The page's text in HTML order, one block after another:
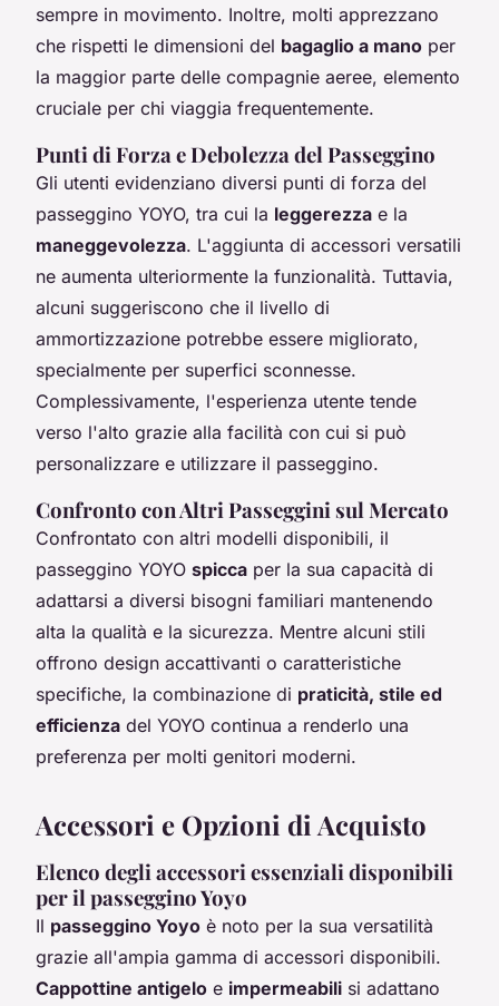
sempre in movimento. Inoltre, molti apprezzano
che rispetti le dimensioni del bagaglio a mano per
la maggior parte delle compagnie aeree, elemento
cruciale per chi viaggia frequentemente.
Punti di Forza e Debolezza del Passeggino
Gli utenti evidenziano diversi punti di forza del
passeggino YOYO, tra cui la leggerezza e la
maneggevolezza. L'aggiunta di accessori versatili
ne aumenta ulteriormente la funzionalità. Tuttavia,
alcuni suggeriscono che il livello di
ammortizzazione potrebbe essere migliorato,
specialmente per superfici sconnesse.
Complessivamente, l'esperienza utente tende
verso l'alto grazie alla facilità con cui si può
personalizzare e utilizzare il passeggino.
Confronto con Altri Passeggini sul Mercato
Confrontato con altri modelli disponibili, il
passeggino YOYO spicca per la sua capacità di
adattarsi a diversi bisogni familiari mantenendo
alta la qualità e la sicurezza. Mentre alcuni stili
offrono design accattivanti o caratteristiche
specifiche, la combinazione di praticità, stile ed
efficienza del YOYO continua a renderlo una
preferenza per molti genitori moderni.
Accessori e Opzioni di Acquisto
Elenco degli accessori essenziali disponibili
per il passeggino Yoyo
Il passeggino Yoyo è noto per la sua versatilità
grazie all'ampia gamma di accessori disponibili.
Cappottine antigelo e impermeabili si adattano